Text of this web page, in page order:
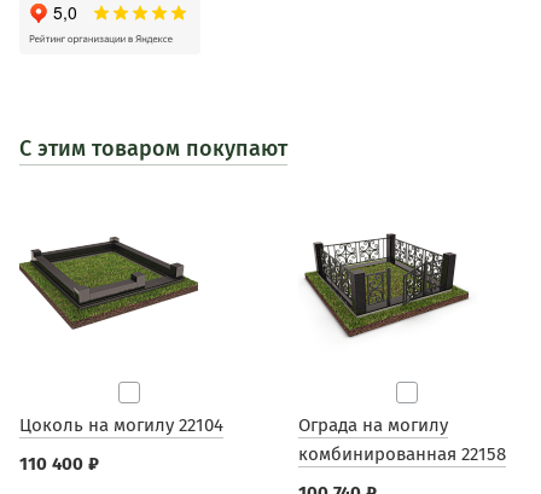
С этим товаром покупают
Цоколь на могилу 22104
110 400 ₽
Ограда на могилу
комбинированная 22158